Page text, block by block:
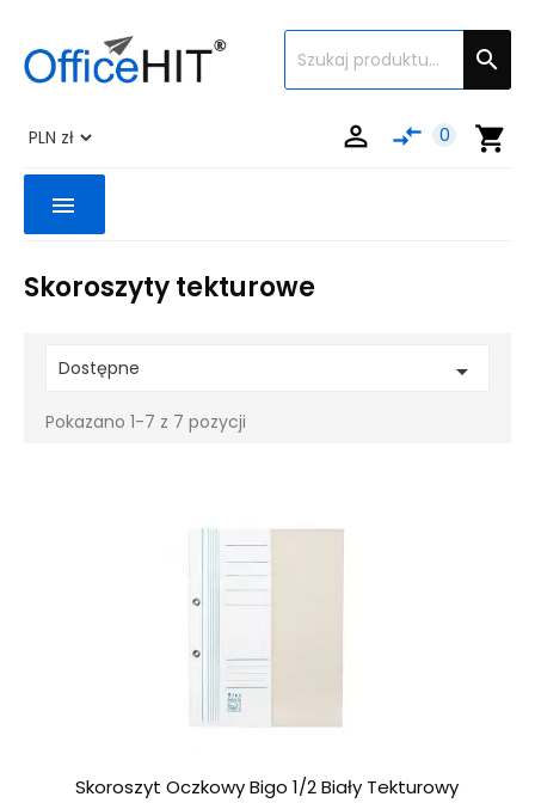

shopping_cart
compare_arrows 0

menu
Skoroszyty tekturowe
Dostępne 
Pokazano 1-7 z 7 pozycji
Skoroszyt Oczkowy Bigo 1/2 Biały Tekturowy